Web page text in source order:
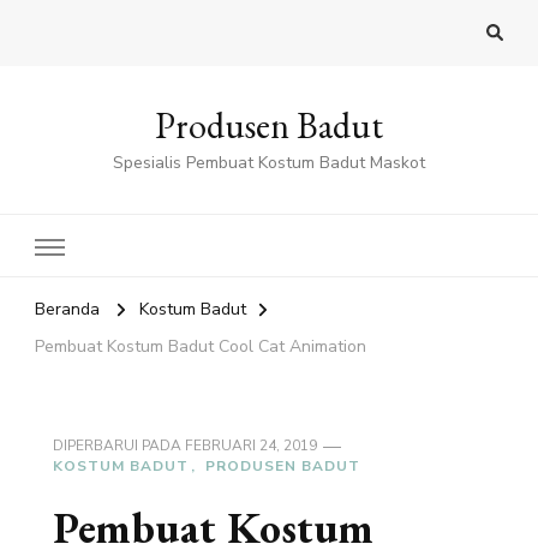
Produsen Badut
Spesialis Pembuat Kostum Badut Maskot
Beranda
Kostum Badut
Pembuat Kostum Badut Cool Cat Animation
DIPERBARUI PADA FEBRUARI 24, 2019
KOSTUM BADUT
PRODUSEN BADUT
Pembuat Kostum